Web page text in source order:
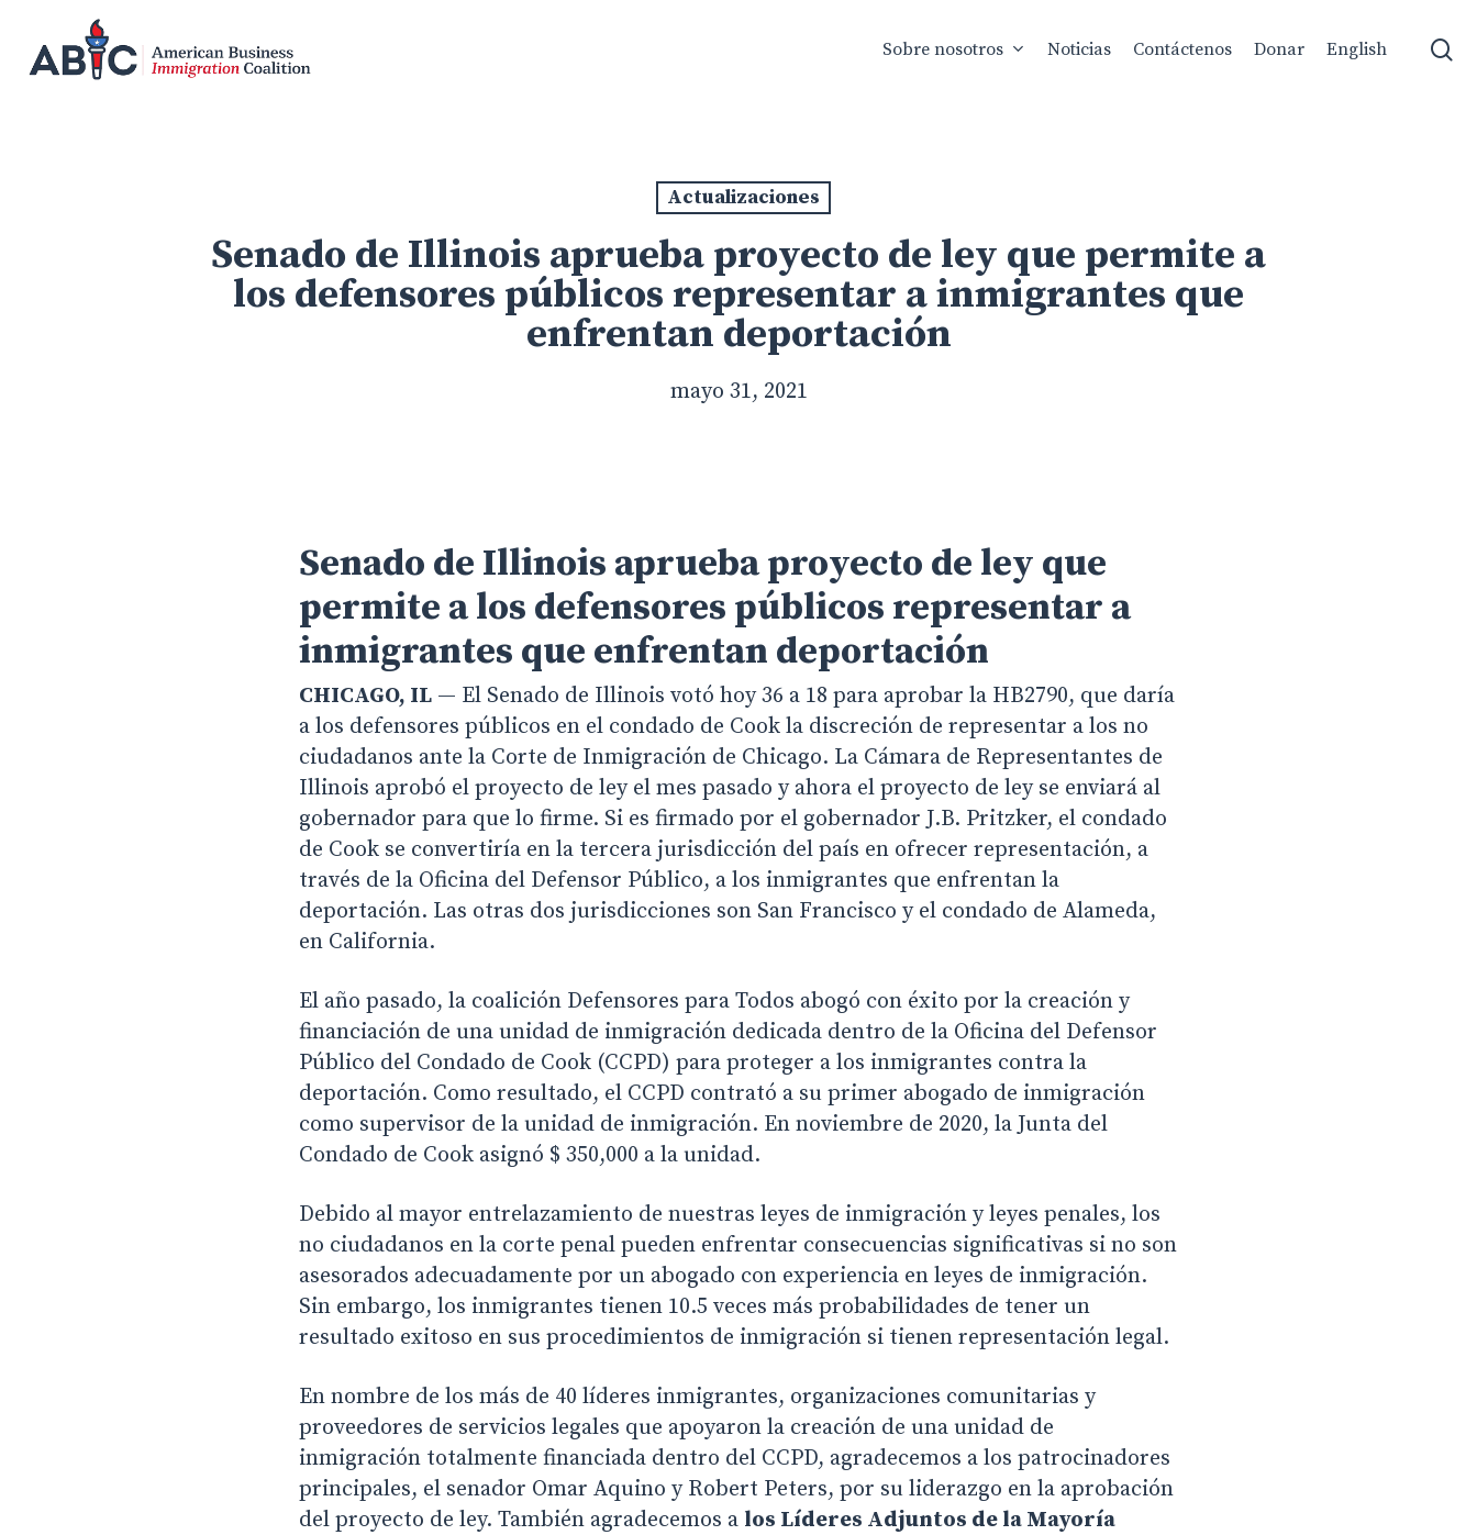
main
Hit enter to search or ESC to close
Sobre nosotros Noticias Contáctenos Donar English
Actualizaciones
Senado de Illinois aprueba proyecto de ley que permite a
los defensores públicos representar a inmigrantes que
enfrentan deportación
mayo 31, 2021
Senado de Illinois aprueba proyecto de ley que
permite a los defensores públicos representar a
inmigrantes que enfrentan deportación
CHICAGO, IL — El Senado de Illinois votó hoy 36 a 18 para aprobar la HB2790, que daría
a los defensores públicos en el condado de Cook la discreción de representar a los no
ciudadanos ante la Corte de Inmigración de Chicago. La Cámara de Representantes de
Illinois aprobó el proyecto de ley el mes pasado y ahora el proyecto de ley se enviará al
gobernador para que lo firme. Si es firmado por el gobernador J.B. Pritzker, el condado
de Cook se convertiría en la tercera jurisdicción del país en ofrecer representación, a
través de la Oficina del Defensor Público, a los inmigrantes que enfrentan la
deportación. Las otras dos jurisdicciones son San Francisco y el condado de Alameda,
en California.
El año pasado, la coalición Defensores para Todos abogó con éxito por la creación y
financiación de una unidad de inmigración dedicada dentro de la Oficina del Defensor
Público del Condado de Cook (CCPD) para proteger a los inmigrantes contra la
deportación. Como resultado, el CCPD contrató a su primer abogado de inmigración
como supervisor de la unidad de inmigración. En noviembre de 2020, la Junta del
Condado de Cook asignó $ 350,000 a la unidad.
Debido al mayor entrelazamiento de nuestras leyes de inmigración y leyes penales, los
no ciudadanos en la corte penal pueden enfrentar consecuencias significativas si no son
asesorados adecuadamente por un abogado con experiencia en leyes de inmigración.
Sin embargo, los inmigrantes tienen 10.5 veces más probabilidades de tener un
resultado exitoso en sus procedimientos de inmigración si tienen representación legal.
En nombre de los más de 40 líderes inmigrantes, organizaciones comunitarias y
proveedores de servicios legales que apoyaron la creación de una unidad de
inmigración totalmente financiada dentro del CCPD, agradecemos a los patrocinadores
principales, el senador Omar Aquino y Robert Peters, por su liderazgo en la aprobación
del proyecto de ley. También agradecemos a los Líderes Adjuntos de la Mayoría